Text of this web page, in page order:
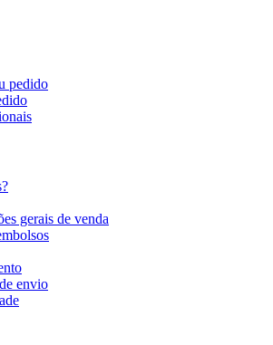
pedido
gerais de venda
envio